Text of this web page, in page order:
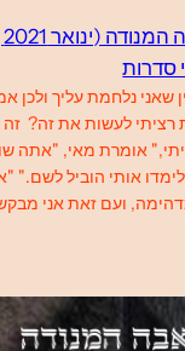
סדרות
שאני נלחמת עליך
לעשות את זה? זה
אומרת מאי, "אתה
אותי הוביל לשם."
ועם זאת אני